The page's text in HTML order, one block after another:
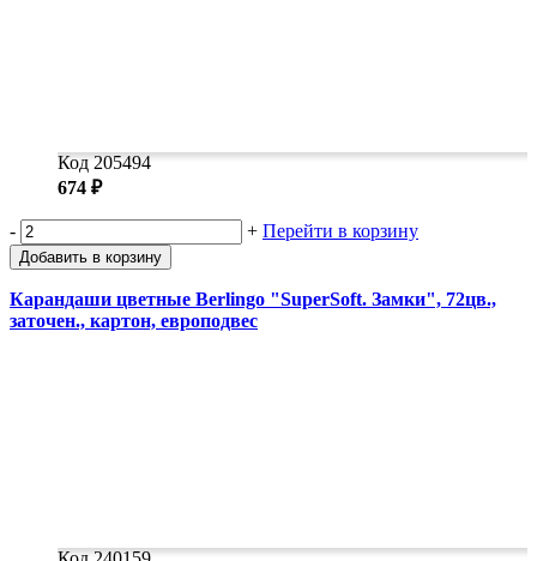
Код 205494
674 ₽
- + Перейти в корзину
Добавить в корзину
Карандаши цветные Berlingo "SuperSoft. Замки", 72цв.,
заточен., картон, европодвес